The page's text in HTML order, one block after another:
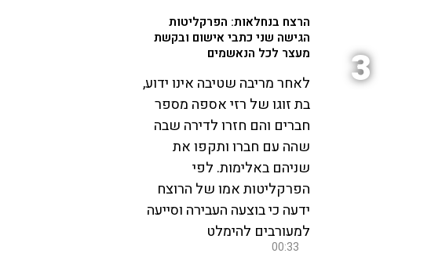
3
הרצח בנחלאות: הפרקליטות
הגישה שני כתבי אישום ובקשת
מעצר לכל הנאשמים
לאחר מריבה שטיבה אינו ידוע,
בת זוגו של רזי אספה מספר
חברים והם חזרו לדירה שבה
שהה עם חברו ותקפו את
שניהם באלימות. לפי
הפרקליטות אמו של הרוצח
ידעה כי בוצעה העבירה וסייעה
למעורבים להימלט
00:33